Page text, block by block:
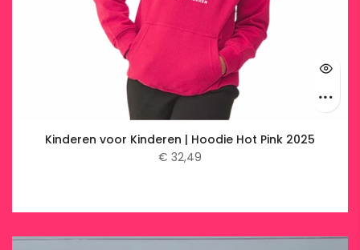
Kinderen voor Kinderen | Hoodie Hot Pink 2025
€ 32,49